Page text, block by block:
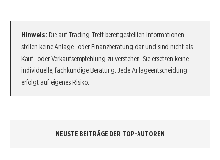
Hinweis: Die auf Trading-Treff bereitgestellten Informationen
stellen keine Anlage- oder Finanzberatung dar und sind nicht als
Kauf- oder Verkaufsempfehlung zu verstehen. Sie ersetzen keine
individuelle, fachkundige Beratung. Jede Anlageentscheidung
erfolgt auf eigenes Risiko.
NEUSTE BEITRÄGE DER TOP-AUTOREN